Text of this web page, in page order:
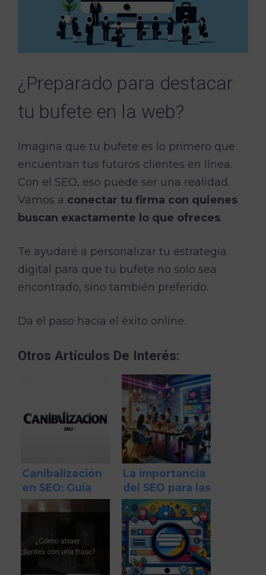
¿Preparado para destacar
tu bufete en la web?
Imagina que tu bufete es lo primero que
encuentran tus futuros clientes en línea.
Con el SEO, eso puede ser una realidad.
Vamos a conectar tu firma con quienes
buscan exactamente lo que ofreces.
Te ayudaré a personalizar tu estrategia
digital para que tu bufete no solo sea
encontrado, sino también preferido.
Da el paso hacia el éxito online.
Otros Artículos De Interés:
Canibalización
en SEO: Guía
definitiva para
entender y
problema
La importancia
del SEO para las
startups